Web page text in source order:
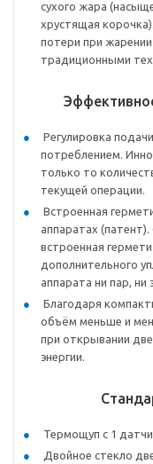
сухого жара
хрустящая
потери при
традиционными
Регулировка
потреблением.
только то
текущей операции.
Встроенная
аппаратах
встроенная
дополнительного
аппарата ни пар, ни
Благодаря
объём меньше и
при открывании
энергии.
Термощуп с 1
Двойное стекло